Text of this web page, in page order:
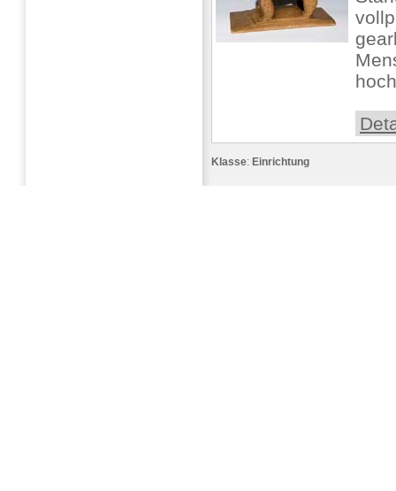
Klasse: Einrichtung